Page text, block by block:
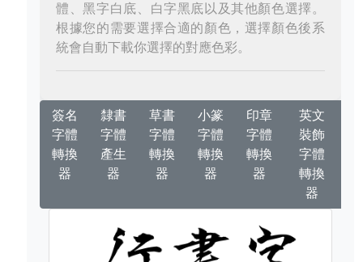
體、黑字白底、白字黑底以及其他顏色選擇。
根據您的需要選擇合適的顏色，選擇顏色後系
統會自動下載你選擇的對應色彩。
簽名
字體
轉換
器
隸書
字體
產生
器
草書
字體
轉換
器
小篆
字體
轉換
器
印章
字體
轉換
器
英文
裝飾
字體
轉換
器